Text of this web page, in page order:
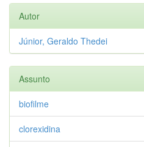
Autor
Júnior, Geraldo Thedei
Assunto
biofilme
clorexidina